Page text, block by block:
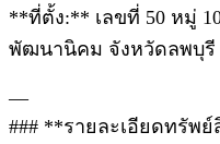
**ที่ตั้ง:** เลขที่ 50 หมู่
พัฒนานิคม จังหวัดลพบุรี
—
### **รายละเอียดทรัพ